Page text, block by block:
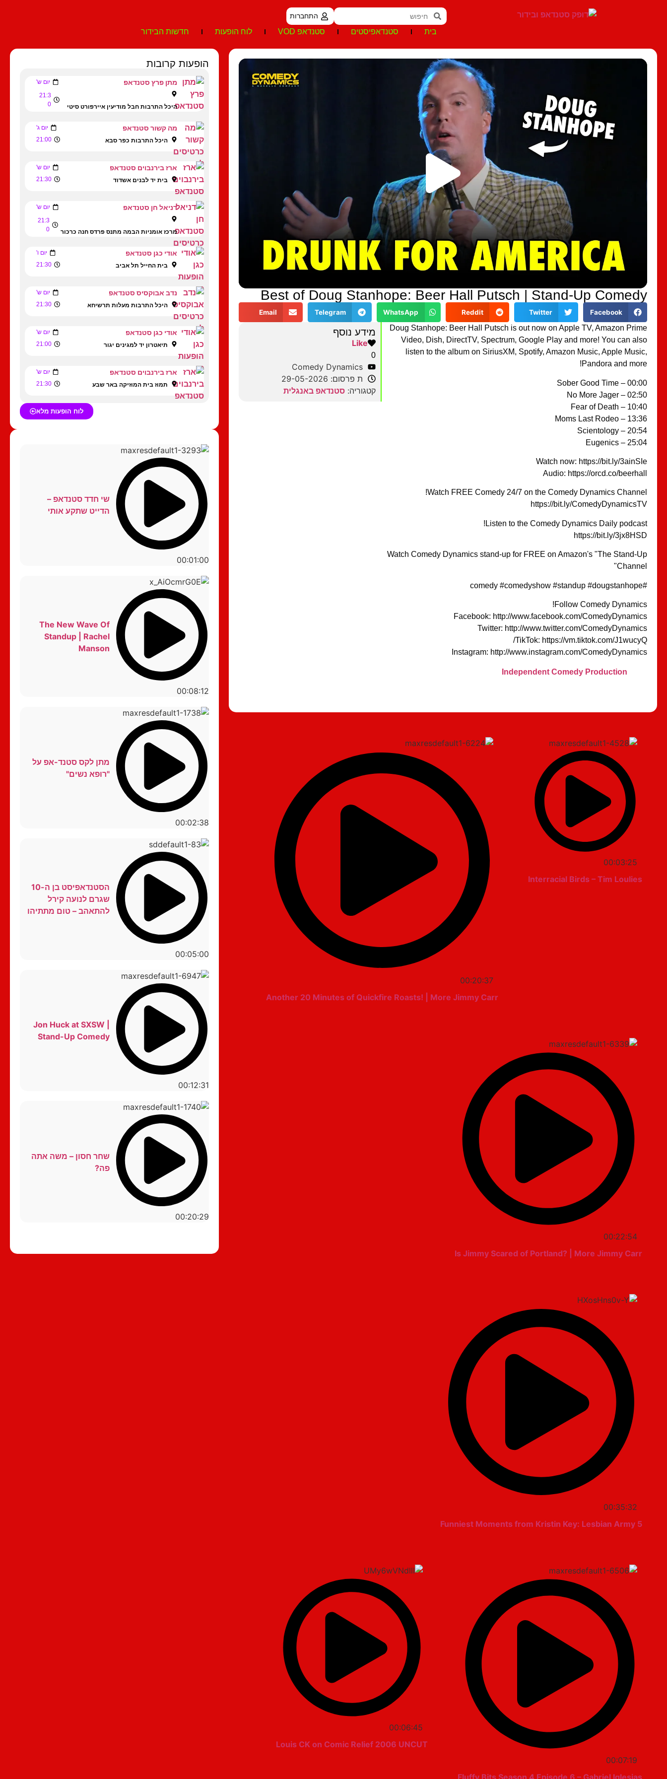
התחברות
בית סטנדאפיסטים סטנדאפ VOD לוח הופעות חדשות הבידור
Best of Doug Stanhope: Beer Hall Putsch | Stand-Up Comedy
Facebook
Twitter
Reddit
WhatsApp
Telegram
Email
Doug Stanhope: Beer Hall Putsch is out now on Apple TV, Amazon Prime
Video, Dish, DirectTV, Spectrum, Google Play and more! You can also
listen to the album on SiriusXM, Spotify, Amazon Music, Apple Music,
Pandora and more!
00:00 – Sober Good Time
02:50 – No More Jager
10:40 – Fear of Death
13:36 – Moms Last Rodeo
20:54 – Scientology
25:04 – Eugenics
Watch now: https://bit.ly/3ainSIe
Audio: https://orcd.co/beerhall
Watch FREE Comedy 24/7 on the Comedy Dynamics Channel!
https://bit.ly/ComedyDynamicsTV
Listen to the Comedy Dynamics Daily podcast!
https://bit.ly/3jx8HSD
Watch Comedy Dynamics stand-up for FREE on Amazon's "The Stand-Up
Channel"
#comedy #comedyshow #standup #dougstanhope
Follow Comedy Dynamics!
Facebook: http://www.facebook.com/ComedyDynamics
Twitter: http://www.twitter.com/ComedyDynamics
TikTok: https://vm.tiktok.com/J1wucyQ/
Instagram: http://www.instagram.com/ComedyDynamics
Independent Comedy Production
מידע נוסף
Like
0
Comedy Dynamics
ת פרסום: 29-05-2026
קטגוריה: סטנדאפ באנגלית
00:03:25
Interracial Birds – Tim Loulies
00:20:37
Another 20 Minutes of Quickfire Roasts! | More Jimmy Carr
00:22:54
Is Jimmy Scared of Portland? | More Jimmy Carr
00:35:32
5 Funniest Moments from Kristin Key: Lesbian Army
00:07:19
Fluffy Bits Season 4 Episode 6 – Gabriel Iglesias
00:06:45
Louis CK on Comic Relief 2006 UNCUT
הופעות קרובות
מתן פרץ סטנדאפ יום ש'
היכל התרבות חבל מודיעין איירפורט סיטי
21:3
0
מה קשור סטנדאפ יום ג'
היכל התרבות כפר סבא 21:00
ארז בירנבוים סטנדאפ יום ש'
בית יד לבנים אשדוד 21:30
דניאל חן סטנדאפ יום ש'
מרכז אומניות הבמה מתנס פרדס חנה כרכור
21:3
0
אודי כגן סטנדאפ יום ו'
בית החייל תל אביב 21:30
נדב אבוקסיס סטנדאפ יום ש'
היכל התרבות מעלות תרשיחא 21:30
אודי כגן סטנדאפ יום ש'
תיאטרון יד למגינים יגור 21:00
ארז בירנבוים סטנדאפ יום ש'
תמוז בית המוזיקה באר שבע 21:30
לוח הופעות מלא
00:01:00
שי חדד סטנדאפ –
הדייט שתקע אותי
00:08:12
The New Wave Of
Standup | Rachel
Manson
00:02:38
מתן לקס סטנד-אפ על
"רופא נשים"
00:05:00
הסטנדאפיסט בן ה-10
שגרם לנועה קירל
להתאהב – טום מתתיהו
00:12:31
Jon Huck at SXSW |
Stand-Up Comedy
00:20:29
שחר חסון – משה אתה
פה?